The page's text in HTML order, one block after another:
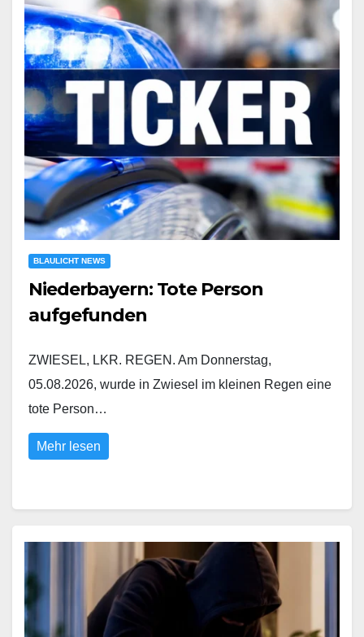
BLAULICHT NEWS
Niederbayern: Tote Person
aufgefunden
ZWIESEL, LKR. REGEN. Am Donnerstag,
05.08.2026, wurde in Zwiesel im kleinen Regen eine
tote Person…
Mehr lesen